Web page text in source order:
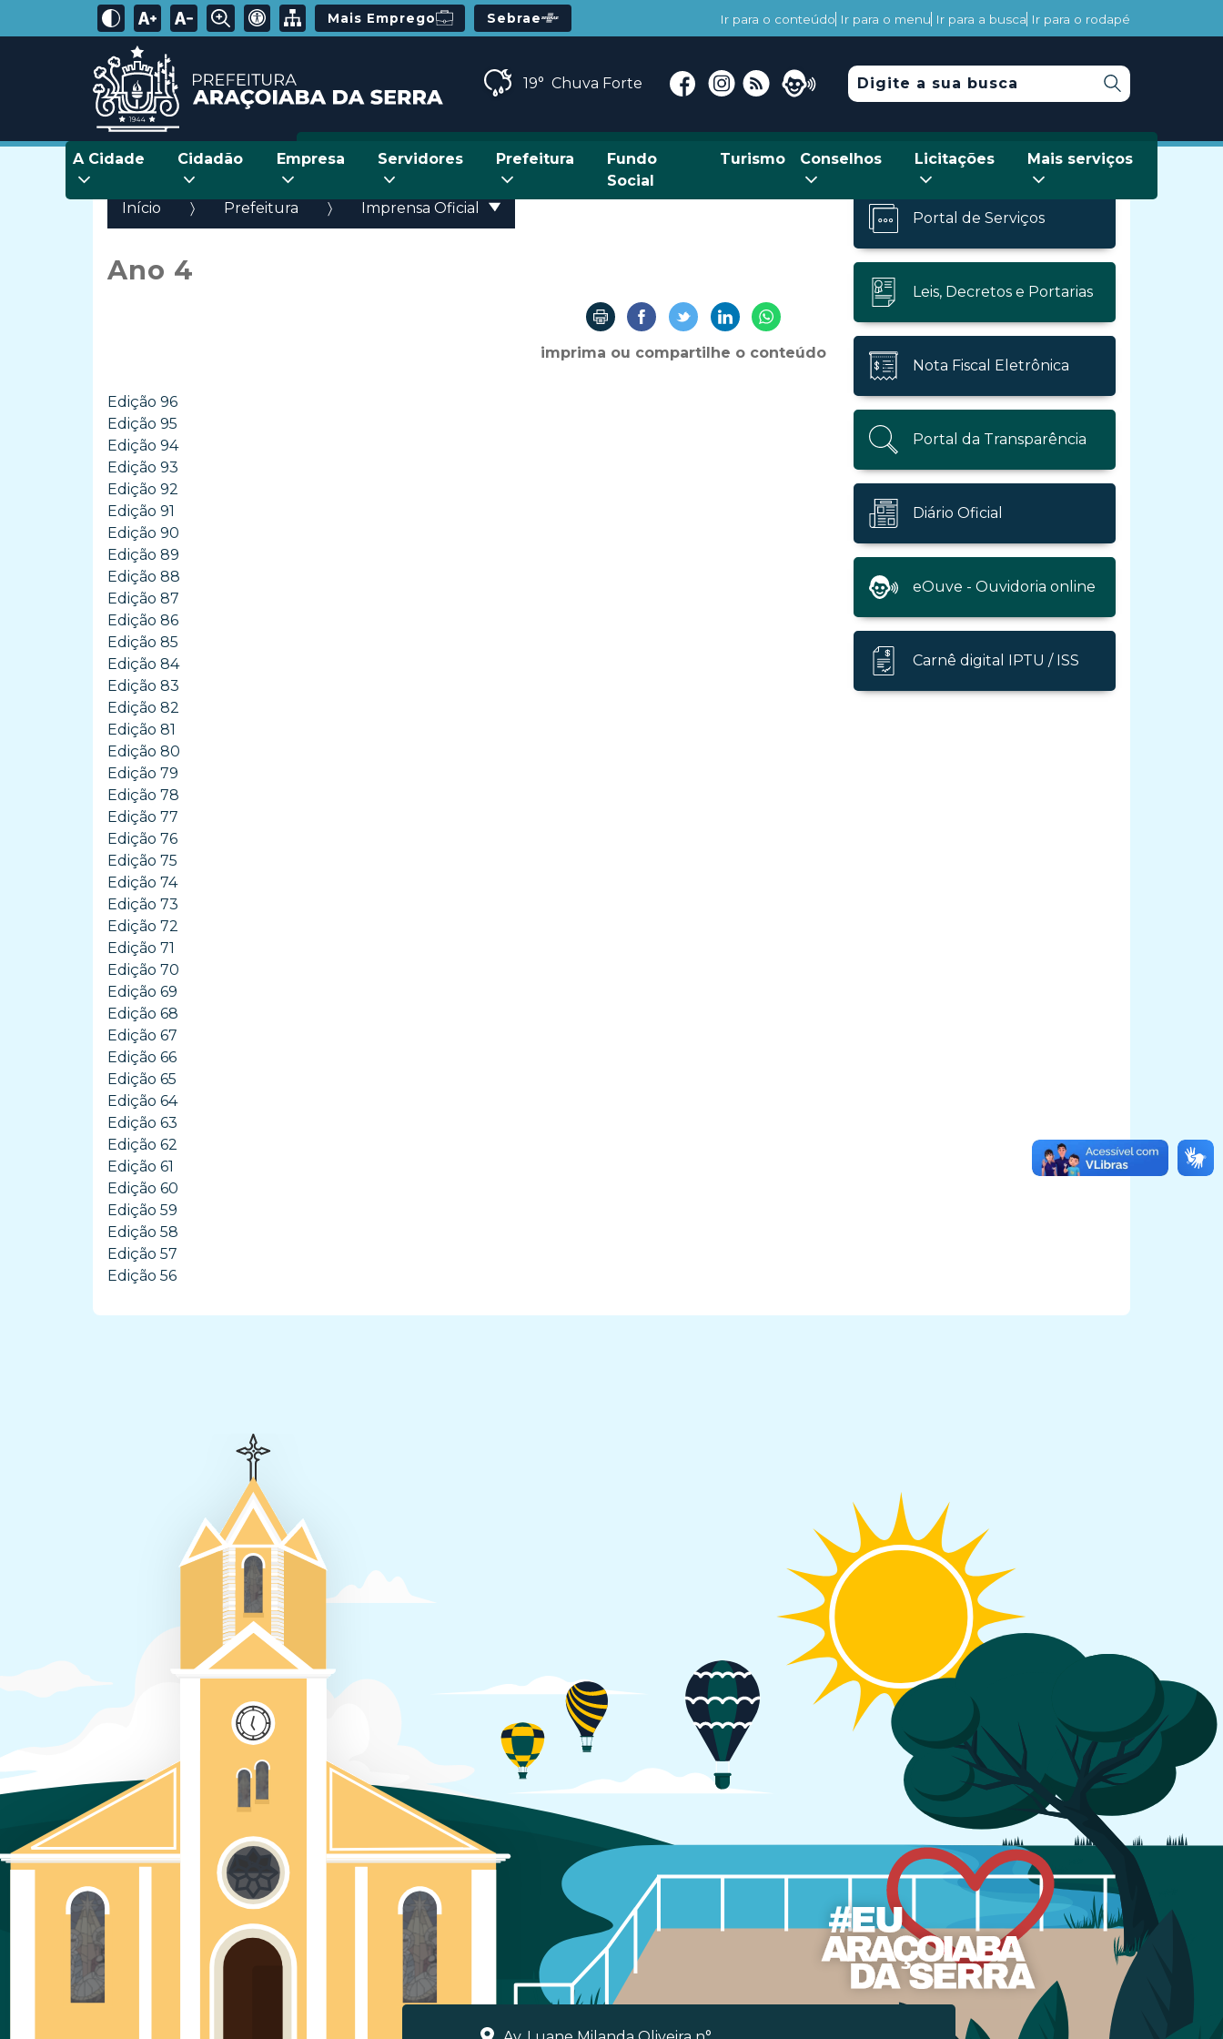
Mais Emprego Sebrae Ir para o conteúdo Ir para o menu Ir para a busca Ir para o rodapé
19° Chuva Forte
A Cidade Cidadão Empresa Servidores Prefeitura
Fundo
Social
Turismo Conselhos Licitações Mais serviços
Início Prefeitura Imprensa Oficial
Ano 4
imprima ou compartilhe o conteúdo
Edição 96
Edição 95
Edição 94
Edição 93
Edição 92
Edição 91
Edição 90
Edição 89
Edição 88
Edição 87
Edição 86
Edição 85
Edição 84
Edição 83
Edição 82
Edição 81
Edição 80
Edição 79
Edição 78
Edição 77
Edição 76
Edição 75
Edição 74
Edição 73
Edição 72
Edição 71
Edição 70
Edição 69
Edição 68
Edição 67
Edição 66
Edição 65
Edição 64
Edição 63
Edição 62
Edição 61
Edição 60
Edição 59
Edição 58
Edição 57
Edição 56
Portal de Serviços
Leis, Decretos e Portarias
Nota Fiscal Eletrônica
Portal da Transparência
Diário Oficial
eOuve - Ouvidoria online
Carnê digital IPTU / ISS